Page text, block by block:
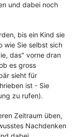
und dabei noch
bis ein Kind sie
wie Sie selbst sich
das" vorne dran
es gross
sieht für
ist - Sie
zu rufen).
Zeitraum üben,
Nachdenken